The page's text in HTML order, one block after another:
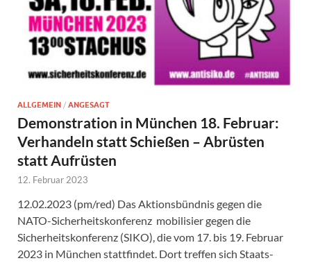
ALLGEMEIN / ANGESAGT
Demonstration in München 18. Februar:
Verhandeln statt Schießen – Abrüsten
statt Aufrüsten
12. Februar 2023
12.02.2023 (pm/red) Das Aktionsbündnis gegen die
NATO-Sicherheitskonferenz mobilisier gegen die
Sicherheitskonferenz (SIKO), die vom 17. bis 19. Februar
2023 in München stattfindet. Dort treffen sich Staats-